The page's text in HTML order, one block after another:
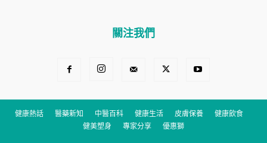
關注我們
健康熱話 醫藥新知 中醫百科 健康生活 皮膚保養
健康飲食
健美塑身
專家分享 優惠獅